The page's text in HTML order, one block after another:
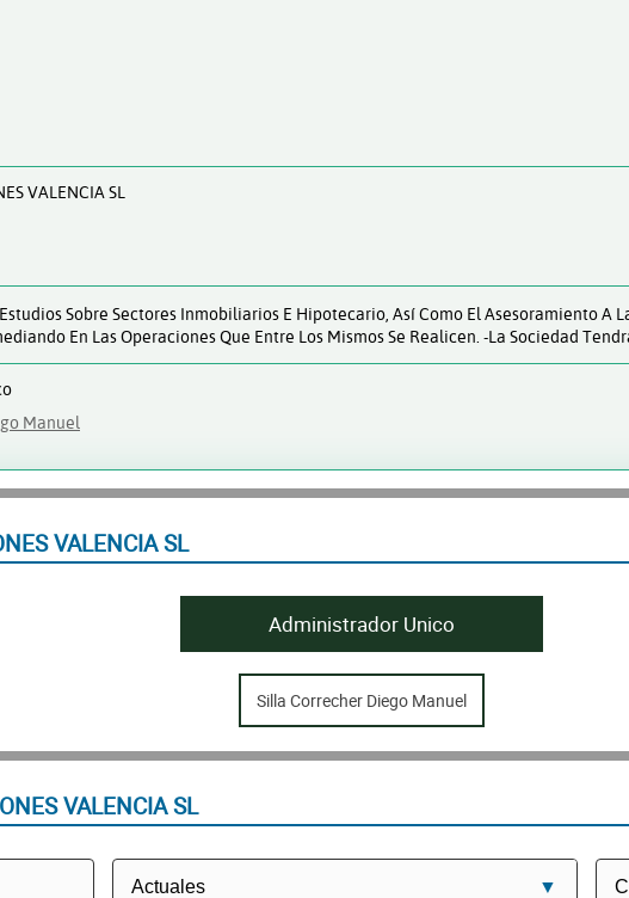
VALENCIA SL
Sobre Sectores Inmobiliarios E Hipotecario, Así Como El Asesoramiento A
En Las Operaciones Que Entre Los Mismos Se Realicen. -La Sociedad
Manuel
VALENCIA SL
Administrador Unico
Silla Correcher Diego Manuel
VALENCIA SL